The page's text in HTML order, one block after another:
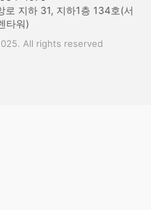
로 지하 31, 지하1층 134호(서
타워)
All rights reserved